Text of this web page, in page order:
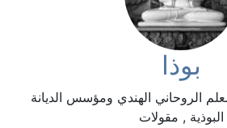
بوذا
الروحاني الهندي ومؤسس الديانة
البوذية , مقولات